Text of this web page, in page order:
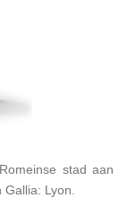
stad aan
Lyon.